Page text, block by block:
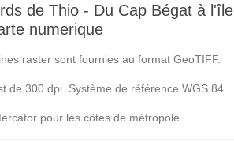
de Thio - Du Cap Bégat à l'île
numerique
raster sont fournies au format GeoTIFF.
de 300 dpi. Système de référence WGS 84.
pour les côtes de métropole